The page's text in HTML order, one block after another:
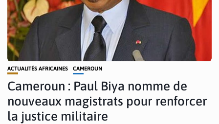
ACTUALITÉS AFRICAINES CAMEROUN
Cameroun : Paul Biya nomme de
nouveaux magistrats pour renforcer
la justice militaire